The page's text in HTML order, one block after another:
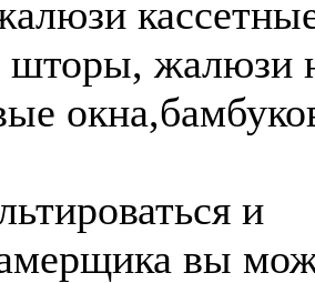
шторы, жалюзи
и
вы